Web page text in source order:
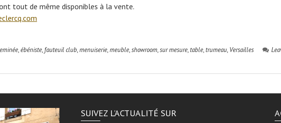
tout de même disponibles à la vente.
,ébéniste, fauteuil club,menuiserie,meuble,showroom,sur mesure,table,trumeau, Versailles
SUIVEZ L’ACTUALITÉ SUR